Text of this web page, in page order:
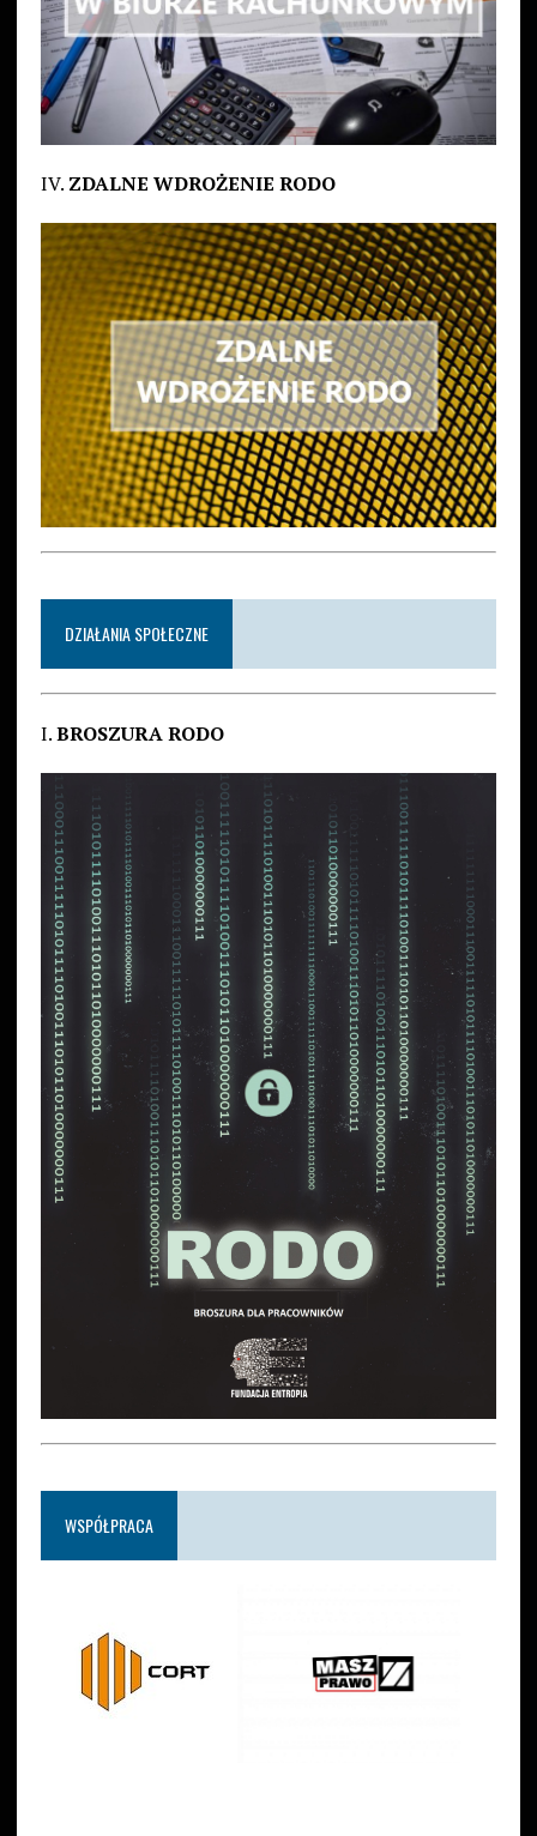
IV. ZDALNE WDROŻENIE RODO
DZIAŁANIA SPOŁECZNE
I.BROSZURA RODO
WSPÓŁPRACA